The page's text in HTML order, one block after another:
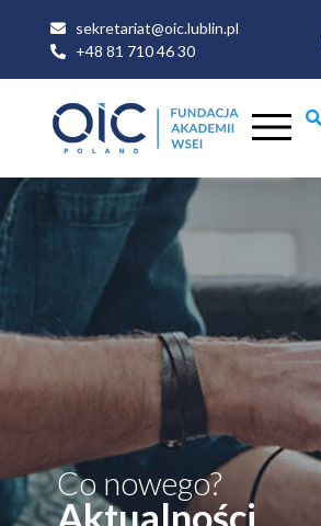
sekretariat@oic.lublin.pl
+48 81 710 46 30
Co nowego?
Aktualności